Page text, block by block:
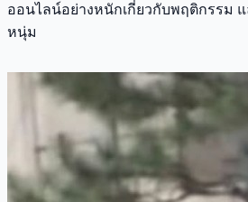
ออนไลน์อย่างหนักเกี่ยวกับพฤติกรรม
หนุ่ม